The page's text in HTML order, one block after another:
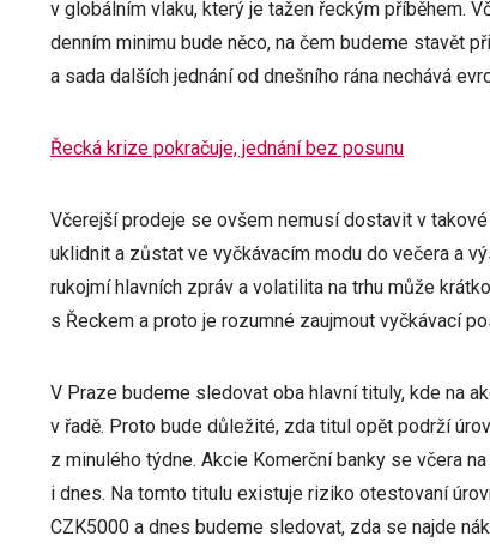
v globálním vlaku, který je tažen řeckým příběhem.
denním minimu bude něco, na čem budeme stavět
a sada dalších jednání od dnešního rána nechává
Řecká krize pokračuje, jednání bez posunu
Včerejší prodeje se ovšem nemusí dostavit v
uklidnit a zůstat ve vyčkávacím modu do večera a
rukojmí hlavních zpráv a volatilita na trhu může
s Řeckem a proto je rozumné zaujmout vyčkávací
V Praze budeme sledovat oba hlavní tituly, kde na
v řadě. Proto bude důležité, zda titul opět podrží
z minulého týdne. Akcie Komerční banky se včera
i dnes. Na tomto titulu existuje riziko otestovaní
CZK5000 a dnes budeme sledovat, zda se najde